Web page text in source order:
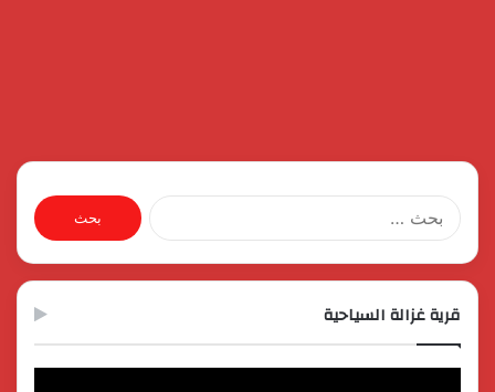
البحث
عن:
قرية غزالة السياحية